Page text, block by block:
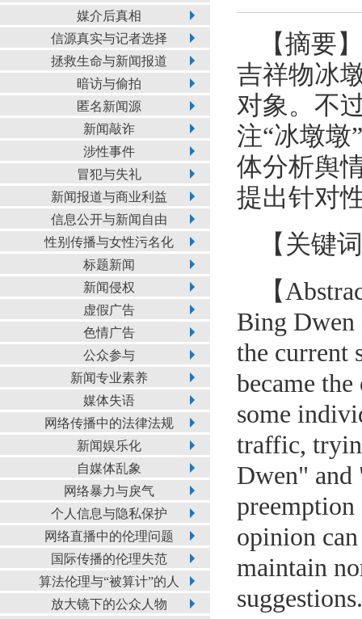
媒介后真相
信源真实与记者选择
拯救生命与新闻报道
暗访与偷拍
匿名新闻源
新闻敲诈
涉性事件
冒犯与失礼
新闻报道与商业利益
信息公开与新闻自由
性别传播与女性污名化
标题新闻
新闻侵权
虚假广告
色情广告
公众参与
新闻专业素养
媒体失语
网络传播中的法律法规
新闻娱乐化
自媒体乱象
网络暴力与戾气
个人信息与隐私保护
网络直播中的伦理问题
国际传播的伦理失范
算法伦理与“被算计”的人
放大镜下的公众人物
【摘要
吉祥物冰
对象。不
注“冰墩墩
体分析舆
提出针对
【关键
【
Bing Dwen
the current
became
some
traffic,
Dwen"
preemption
opinion
maintain
suggestions.